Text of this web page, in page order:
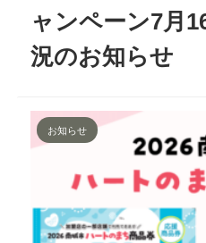
ャンペーン7月
況のお知らせ
お知らせ